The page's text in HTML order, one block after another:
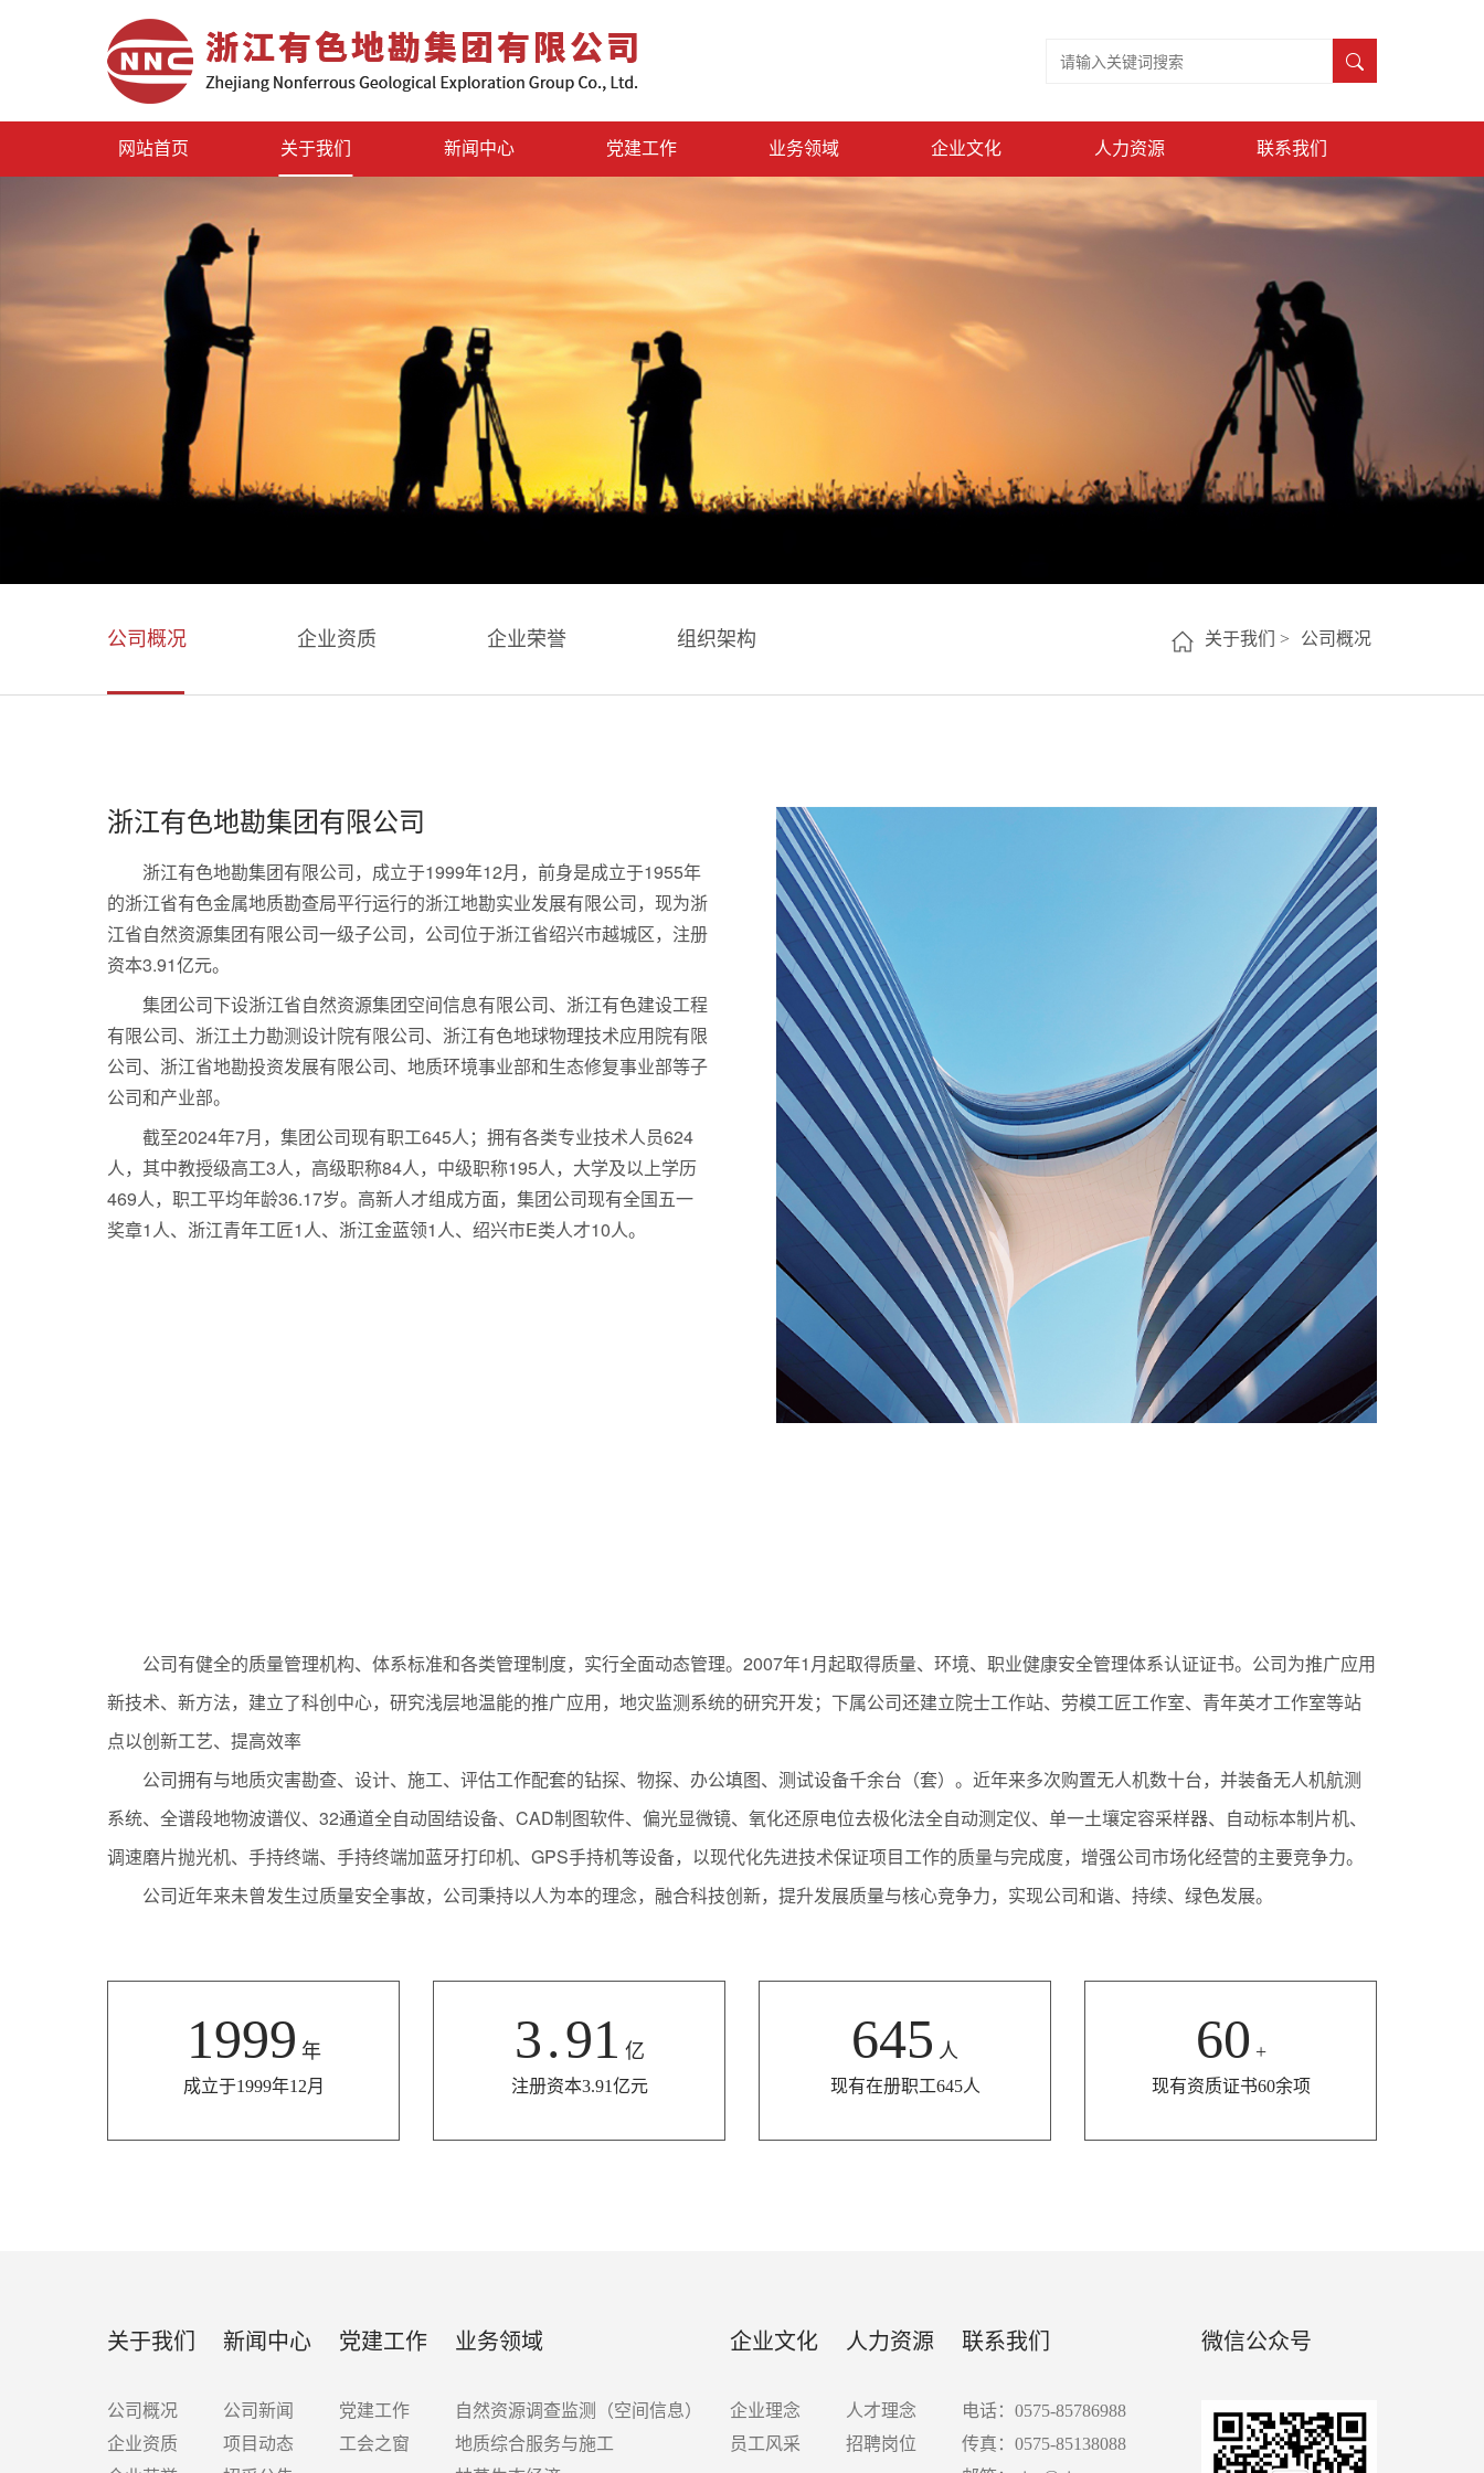
网站首页 关于我们 新闻中心 党建工作 业务领域 企业文化 人力资源 联系我们
公司概况 企业资质 企业荣誉 组织架构 关于我们 > 公司概况
浙江有色地勘集团有限公司
浙江有色地勘集团有限公司，成立于1999年12月，前身是成立于1955年
的浙江省有色金属地质勘查局平行运行的浙江地勘实业发展有限公司，现为浙
江省自然资源集团有限公司一级子公司，公司位于浙江省绍兴市越城区，注册
资本3.91亿元。
集团公司下设浙江省自然资源集团空间信息有限公司、浙江有色建设工程
有限公司、浙江土力勘测设计院有限公司、浙江有色地球物理技术应用院有限
公司、浙江省地勘投资发展有限公司、地质环境事业部和生态修复事业部等子
公司和产业部。
截至2024年7月，集团公司现有职工645人；拥有各类专业技术人员624
人，其中教授级高工3人，高级职称84人，中级职称195人，大学及以上学历
469人，职工平均年龄36.17岁。高新人才组成方面，集团公司现有全国五一
奖章1人、浙江青年工匠1人、浙江金蓝领1人、绍兴市E类人才10人。
公司有健全的质量管理机构、体系标准和各类管理制度，实行全面动态管理。2007年1月起取得质量、环境、职业健康安全管理体系认证证书。公司为推广应用
新技术、新方法，建立了科创中心，研究浅层地温能的推广应用，地灾监测系统的研究开发；下属公司还建立院士工作站、劳模工匠工作室、青年英才工作室等站
点以创新工艺、提高效率
公司拥有与地质灾害勘查、设计、施工、评估工作配套的钻探、物探、办公填图、测试设备千余台（套）。近年来多次购置无人机数十台，并装备无人机航测
系统、全谱段地物波谱仪、32通道全自动固结设备、CAD制图软件、偏光显微镜、氧化还原电位去极化法全自动测定仪、单一土壤定容采样器、自动标本制片机、
调速磨片抛光机、手持终端、手持终端加蓝牙打印机、GPS手持机等设备，以现代化先进技术保证项目工作的质量与完成度，增强公司市场化经营的主要竞争力。
公司近年来未曾发生过质量安全事故，公司秉持以人为本的理念，融合科技创新，提升发展质量与核心竞争力，实现公司和谐、持续、绿色发展。
1999 年
成立于1999年12月
3.91 亿
注册资本3.91亿元
645 人
现有在册职工645人
60 +
现有资质证书60余项
关于我们
公司概况
企业资质
新闻中心
公司新闻
项目动态
党建工作
党建工作
工会之窗
业务领域
自然资源调查监测（空间信息）
地质综合服务与施工
企业文化
企业理念
员工风采
人力资源
人才理念
招聘岗位
联系我们
电话：0575-85786988
传真：0575-85138088
微信公众号